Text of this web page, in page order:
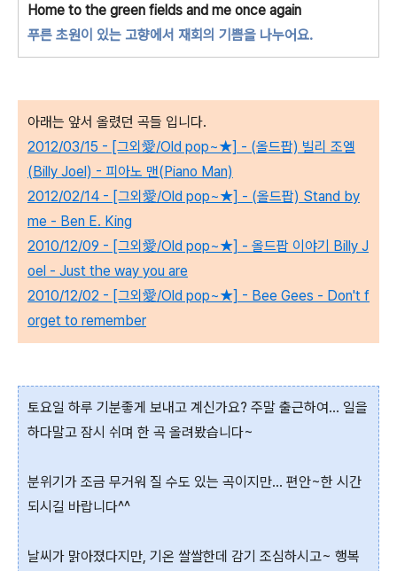
Home to the green fields and me once again
푸른 초원이 있는 고향에서 재회의 기쁨을 나누어요.
아래는 앞서 올렸던 곡들 입니다.
2012/03/15 - [그외愛/Old pop~★] - (올드팝) 빌리 조엘
(Billy Joel) - 피아노 맨(Piano Man)
2012/02/14 - [그외愛/Old pop~★] - (올드팝) Stand by
me - Ben E. King
2010/12/09 - [그외愛/Old pop~★] - 올드팝 이야기 Billy J
oel - Just the way you are
2010/12/02 - [그외愛/Old pop~★] - Bee Gees - Don't f
orget to remember
토요일 하루 기분좋게 보내고 계신가요? 주말 출근하여... 일을
하다말고 잠시 쉬며 한 곡 올려봤습니다~
분위기가 조금 무거워 질 수도 있는 곡이지만... 편안~한 시간
되시길 바랍니다^^
날씨가 맑아졌다지만, 기온 쌀쌀한데 감기 조심하시고~ 행복